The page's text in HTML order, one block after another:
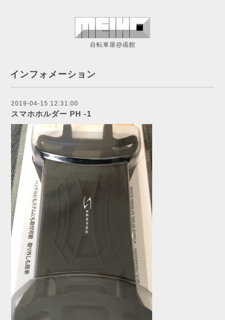
自転車屋@函館
インフォメーション
2019-04-15 12:31:00
スマホホルダー PH -1